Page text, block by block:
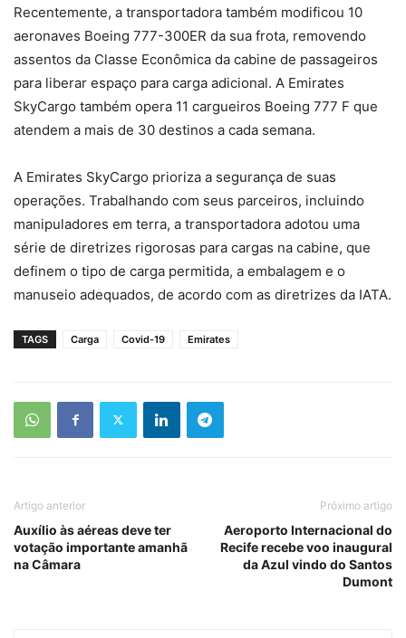
Recentemente, a transportadora também modificou 10
aeronaves Boeing 777-300ER da sua frota, removendo
assentos da Classe Econômica da cabine de passageiros
para liberar espaço para carga adicional. A Emirates
SkyCargo também opera 11 cargueiros Boeing 777 F que
atendem a mais de 30 destinos a cada semana.
A Emirates SkyCargo prioriza a segurança de suas
operações. Trabalhando com seus parceiros, incluindo
manipuladores em terra, a transportadora adotou uma
série de diretrizes rigorosas para cargas na cabine, que
definem o tipo de carga permitida, a embalagem e o
manuseio adequados, de acordo com as diretrizes da IATA.
TAGS Carga Covid-19 Emirates
Artigo anterior
Auxílio às aéreas deve ter
votação importante amanhã
na Câmara
Próximo artigo
Aeroporto Internacional do
Recife recebe voo inaugural
da Azul vindo do Santos
Dumont